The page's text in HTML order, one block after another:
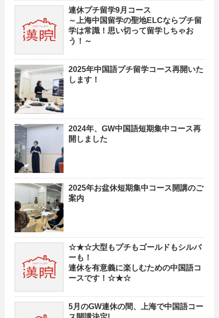
連休プチ留学9月コース
～上海中国留学の聖地ELCならプチ留
学は常識！思い切って留学しちゃお
う！～
2025年中国語プチ留学コース再開いた
します！
2024年、GW中国語短期集中コース再
開しました
2025年お盆休短期集中コース開講のご
案内
☆★☆大型もプチもゴールドもシルバ
ーも！
連休を有意義に楽しむための中国語コ
ースです！☆★☆
5月のGW連休の間、上海で中国語コー